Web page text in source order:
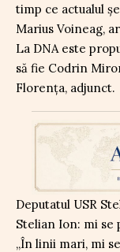
timp ce actualul
Marius Voineag,
La DNA este
să fie Codrin
Florenţa, adjunct.
Deputatul USR
Stelian Ion: mi
„În linii mari, mi